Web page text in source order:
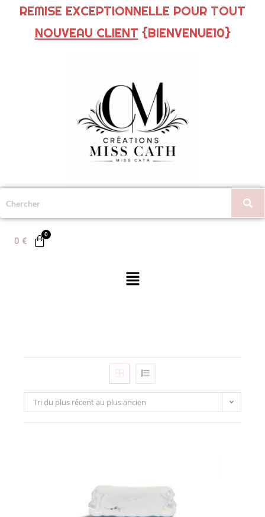
REMISE EXCEPTIONNELLE POUR TOUT
NOUVEAU CLIENT {BIENVENUE10}
0 €
Tri du plus récent au plus ancien